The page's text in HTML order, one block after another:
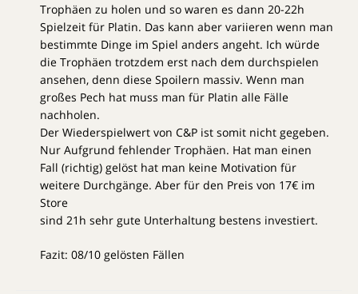
Trophäen zu holen und so waren es dann 20-22h
Spielzeit für Platin. Das kann aber variieren wenn man
bestimmte Dinge im Spiel anders angeht. Ich würde
die Trophäen trotzdem erst nach dem durchspielen
ansehen, denn diese Spoilern massiv. Wenn man
großes Pech hat muss man für Platin alle Fälle
nachholen.
Der Wiederspielwert von C&P ist somit nicht gegeben.
Nur Aufgrund fehlender Trophäen. Hat man einen
Fall (richtig) gelöst hat man keine Motivation für
weitere Durchgänge. Aber für den Preis von 17€ im
Store
sind 21h sehr gute Unterhaltung bestens investiert.
Fazit: 08/10 gelösten Fällen